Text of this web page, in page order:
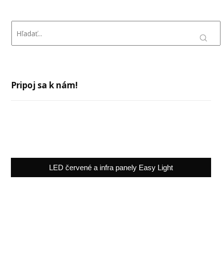
Pripoj sa k nám!
LED červené a infra panely Easy Light